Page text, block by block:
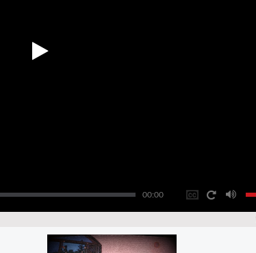
00:00